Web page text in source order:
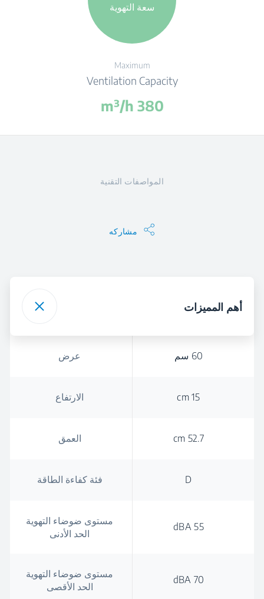
سعة التهوية
Maximum
Ventilation Capacity
380 m³/h
المواصفات التقنية
مشاركه
أهم المميزات
عرض 60 سم
الارتفاع 15 cm
العمق 52.7 cm
فئة كفاءة الطاقة D
مستوى ضوضاء التهوية
الحد الأدنى
55 dBA
مستوى ضوضاء التهوية
الحد الأقصى
70 dBA